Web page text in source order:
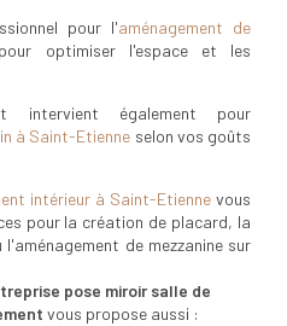
pour l'aménagement de
optimiser l'espace et les
intervient également pour
à Saint-Etienne selon vos goûts
intérieur à Saint-Etienne vous
pour la création de placard, la
de mezzanine sur
pose miroir salle de
vous propose aussi :